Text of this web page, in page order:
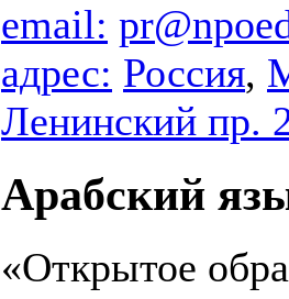
email:
адрес: Россия,
Ленинский пр.
Арабский
«Открытое